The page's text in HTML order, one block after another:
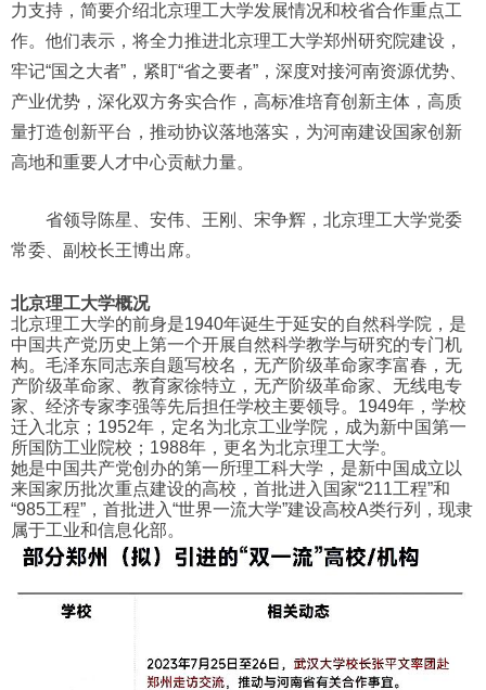
力支持，简要介绍北京理工大学发展情况和校省合作重点工
作。他们表示，将全力推进北京理工大学郑州研究院建设，
牢记“国之大者”，紧盯“省之要者”，深度对接河南资源优势、
产业优势，深化双方务实合作，高标准培育创新主体，高质
量打造创新平台，推动协议落地落实，为河南建设国家创新
高地和重要人才中心贡献力量。
省领导陈星、安伟、王刚、宋争辉，北京理工大学党委
常委、副校长王博出席。
北京理工大学概况
北京理工大学的前身是1940年诞生于延安的自然科学院，是
中国共产党历史上第一个开展自然科学教学与研究的专门机
构。毛泽东同志亲自题写校名，无产阶级革命家李富春，无
产阶级革命家、教育家徐特立，无产阶级革命家、无线电专
家、经济专家李强等先后担任学校主要领导。1949年，学校
迁入北京；1952年，定名为北京工业学院，成为新中国第一
所国防工业院校；1988年，更名为北京理工大学。
她是中国共产党创办的第一所理工科大学，是新中国成立以
来国家历批次重点建设的高校，首批进入国家“211工程”和
“985工程”，首批进入“世界一流大学”建设高校A类行列，现隶
属于工业和信息化部。